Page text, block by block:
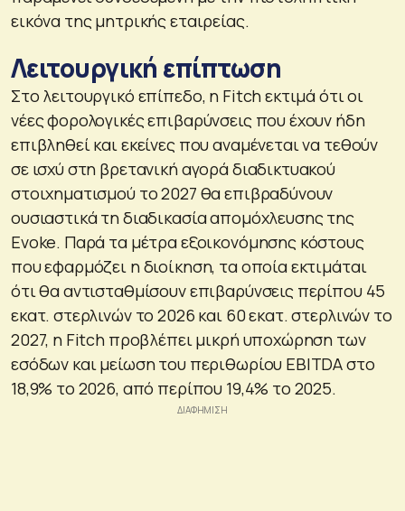
εικόνα της μητρικής εταιρείας.
Λειτουργική επίπτωση
Στο λειτουργικό επίπεδο, η Fitch εκτιμά ότι οι
νέες φορολογικές επιβαρύνσεις που έχουν ήδη
επιβληθεί και εκείνες που αναμένεται να τεθούν
σε ισχύ στη βρετανική αγορά διαδικτυακού
στοιχηματισμού το 2027 θα επιβραδύνουν
ουσιαστικά τη διαδικασία απομόχλευσης της
Evoke. Παρά τα μέτρα εξοικονόμησης κόστους
που εφαρμόζει η διοίκηση, τα οποία εκτιμάται
ότι θα αντισταθμίσουν επιβαρύνσεις περίπου 45
εκατ. στερλινών το 2026 και 60 εκατ. στερλινών το
2027, η Fitch προβλέπει μικρή υποχώρηση των
εσόδων και μείωση του περιθωρίου EBITDA στο
18,9% το 2026, από περίπου 19,4% το 2025.